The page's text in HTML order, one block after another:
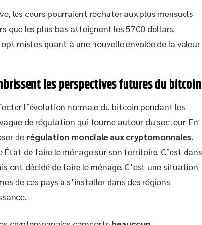
les cours pourraient rechuter aux plus mensuels
que les plus bas atteignent les 5700 dollars.
quant à une nouvelle envolée de la valeur
les perspectives futures du bitcoin
l’évolution normale du bitcoin pendant les
de régulation qui tourne autour du secteur. En
de régulation mondiale aux cryptomonnaies.
État de faire le ménage sur son territoire. C’est dans
ont décidé de faire le ménage. C’est une situation
de ces pays à s’installer dans des régions